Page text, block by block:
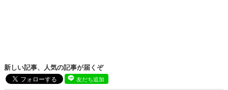
新しい記事、人気の記事が届くぞ
友だち追加